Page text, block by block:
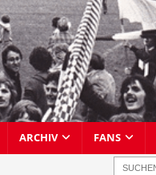
ARCHIV FANS